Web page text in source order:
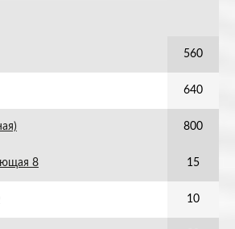
560
640
800
8 15
10